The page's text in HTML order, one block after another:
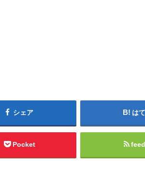
シェア は
Pocket